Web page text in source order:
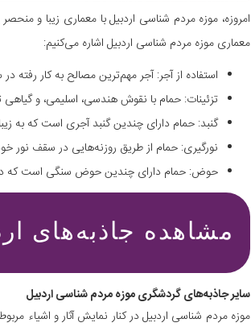
امروزه، موزه مردم شناسی اردبیل با معماری زیبا و
معماری موزه مردم شناسی اردبیل اشاره می‌کنیم:
استفاده از آجر: آجر مهم‌ترین مصالح به کار
تزئینات: حمام با نقوش هندسی، اسلیمی، و
گنبد: حمام دارای چندین گنبد آجری است که به
نورگیری: حمام از طریق روزنه‌هایی در سقف نور
حوض: حمام دارای چندین حوض سنگی است که
مشاهده جاذبه‌های
سایر جاذبه‌های گردشگری موزه مردم شناسی اردبیل
موزه مردم شناسی اردبیل در کنار نمایش آثار و اشیاء